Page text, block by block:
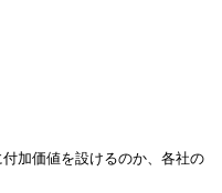
加価値を設けるのか、各社の